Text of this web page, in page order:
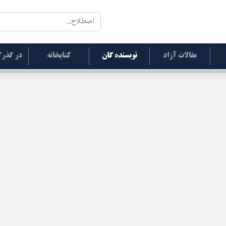
مقالات آزاد نویسنده گان کتابخانه در